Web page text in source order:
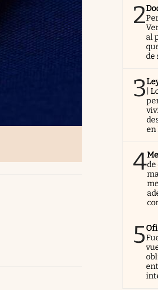
2
al
de
3 |
en
4de
5